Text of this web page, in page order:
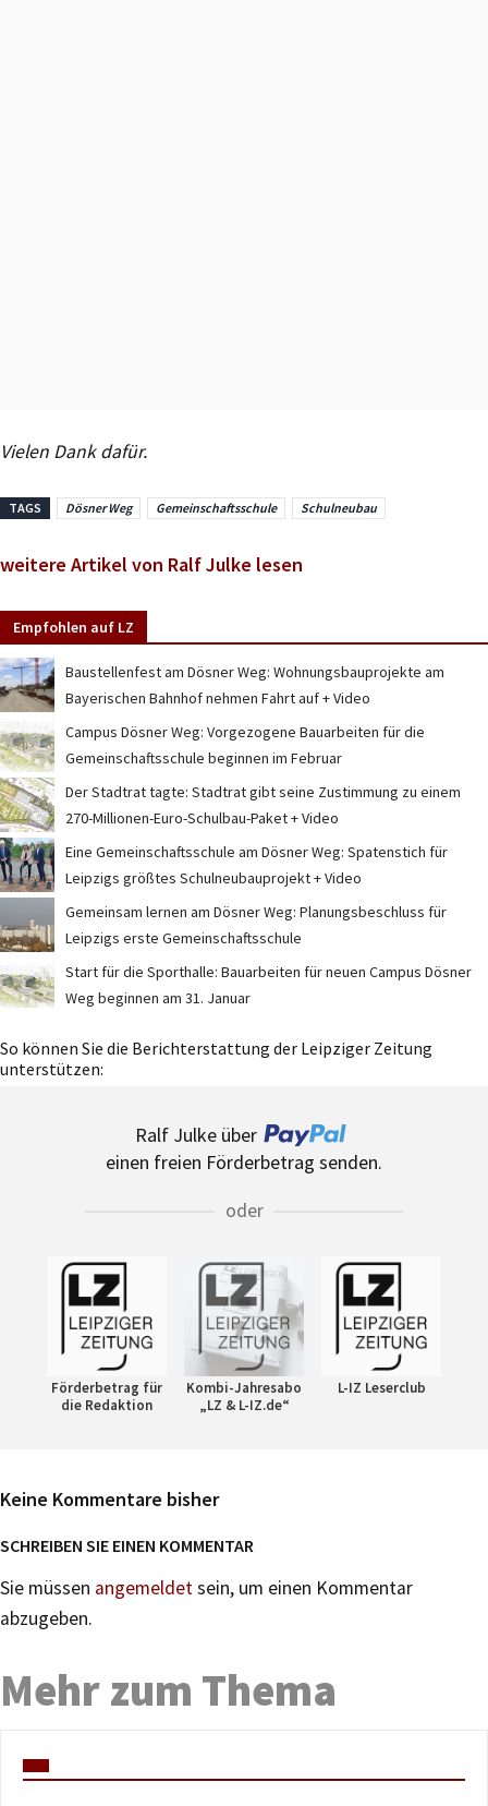
Vielen Dank dafür.
TAGS Dösner Weg Gemeinschaftsschule Schulneubau
weitere Artikel von Ralf Julke lesen
Empfohlen auf LZ
Baustellenfest am Dösner Weg: Wohnungsbauprojekte am
Bayerischen Bahnhof nehmen Fahrt auf + Video
Campus Dösner Weg: Vorgezogene Bauarbeiten für die
Gemeinschaftsschule beginnen im Februar
Der Stadtrat tagte: Stadtrat gibt seine Zustimmung zu einem
270-Millionen-Euro-Schulbau-Paket + Video
Eine Gemeinschaftsschule am Dösner Weg: Spatenstich für
Leipzigs größtes Schulneubauprojekt + Video
Gemeinsam lernen am Dösner Weg: Planungsbeschluss für
Leipzigs erste Gemeinschaftsschule
Start für die Sporthalle: Bauarbeiten für neuen Campus Dösner
Weg beginnen am 31. Januar
So können Sie die Berichterstattung der Leipziger Zeitung
unterstützen:
Ralf Julke über
einen freien Förderbetrag senden.
oder
Förderbetrag für
die Redaktion
Kombi-Jahresabo
„LZ & L-IZ.de“
L-IZ Leserclub
Keine Kommentare bisher
SCHREIBEN SIE EINEN KOMMENTAR
Sie müssen angemeldetsein, um einen Kommentar
abzugeben.
Mehr zum Thema